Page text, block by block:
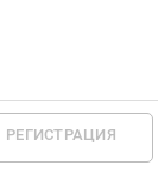
РЕГИСТРАЦИЯ